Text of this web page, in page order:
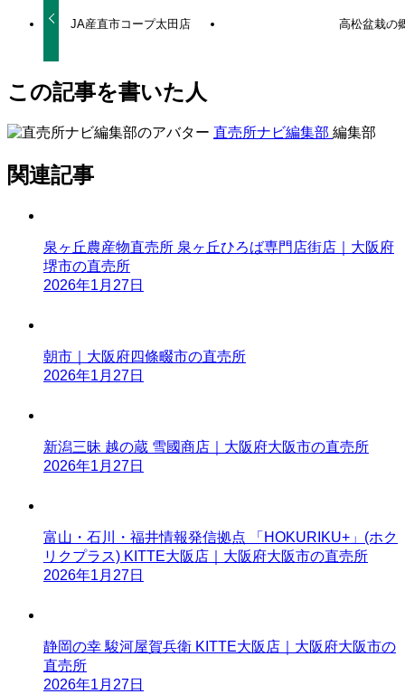
JA産直市コープ太田店 高松盆栽の
この記事を書いた人
直売所ナビ編集部 編集部
関連記事
泉ヶ丘農産物直売所 泉ヶ丘ひろば専門店街店｜大阪府
堺市の直売所
2026年1月27日
朝市｜大阪府四條畷市の直売所
2026年1月27日
新潟三昧 越の蔵 雪國商店｜大阪府大阪市の直売所
2026年1月27日
富山・石川・福井情報発信拠点 「HOKURIKU+」(ホク
リクプラス) KITTE大阪店｜大阪府大阪市の直売所
2026年1月27日
静岡の幸 駿河屋賀兵衛 KITTE大阪店｜大阪府大阪市の
直売所
2026年1月27日